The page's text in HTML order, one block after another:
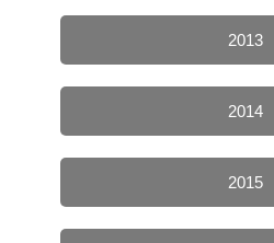
2013
2014
2015